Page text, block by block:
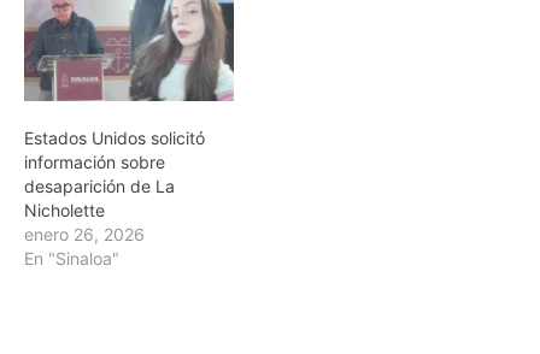
Estados Unidos solicitó
información sobre
desaparición de La
Nicholette
enero 26, 2026
En "Sinaloa"